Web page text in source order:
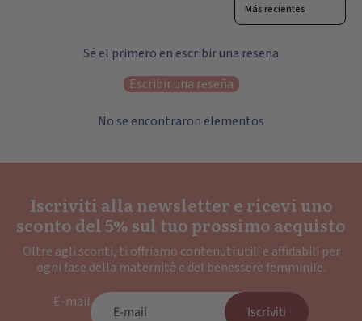
Sé el primero en escribir una reseña
Escribir una reseña
No se encontraron elementos
Iscriviti alla newsletter e ricevi uno
sconto del 5% sul tuo prossimo acquisto
Oltre agli sconti, ti offriamo contenuti utili e affidabili per
ogni fase della maternità e del benessere femminile.
E-mail
Iscriviti